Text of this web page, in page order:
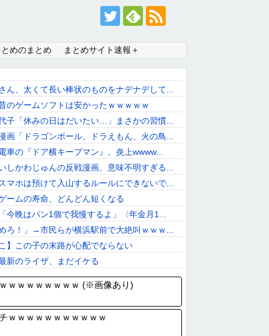
めのまとめ まとめサイト速報＋
ん、太くて長い棒状のものをナデナデして...
のゲームソフトは安かったｗｗｗｗｗ
子「休みの日はだいたい…」まさかの習慣...
画「ドラゴンボール、ドラえもん、火の鳥...
車の『ドア横キープマン』、炎上wwww...
いしかわじゅんの反戦漫画、意味不明すぎる...
マホは預けて入山するルールにできないで...
ームの寿命、どんどん短くなる
「今晩はパン1個で我慢するよ」〈年金月1...
めろ！」→市民らが横浜駅前で大絶叫ｗｗｗ...
】この子の末路が心配でならない
新のライザ、まだイケる
】「THE NORTH FACE」の人...
️2万回 続編の望みが完全に絶たれた不...
イミー虐めが流行ってる模様
いちゃんの作者さん、泣いてしまう😢
ｗｗｗｗｗｗｗｗ (※画像あり)
ｗｗｗｗｗｗｗｗｗｗｗ